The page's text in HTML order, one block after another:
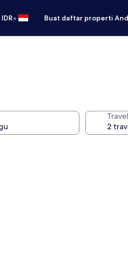
IDR• Buat daftar properti